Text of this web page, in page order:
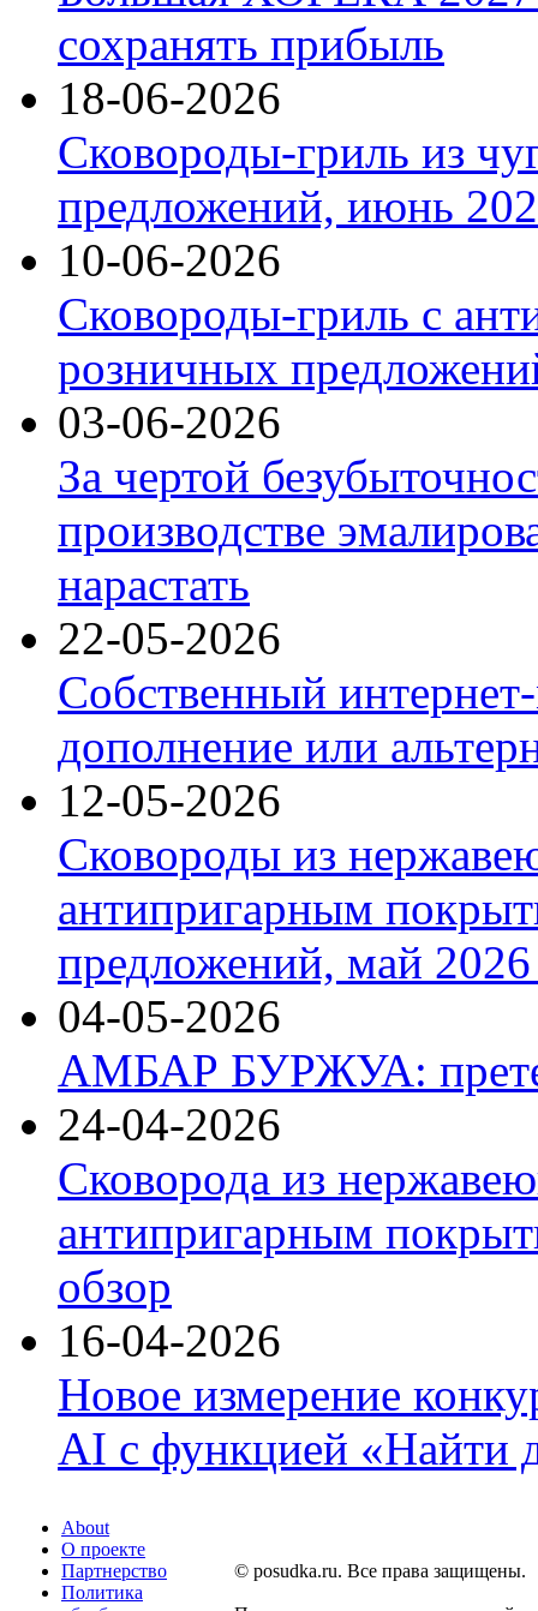
сохранять прибыль
18-06-2026
Сковороды-гриль из
предложений, июнь
10-06-2026
Сковороды-гриль с
розничных
03-06-2026
За чертой
производстве
нарастать
22-05-2026
Собственный
дополнение или
12-05-2026
Сковороды из
антипригарным
предложений, май 2026
04-05-2026
АМБАР БУРЖУА:
24-04-2026
Сковорода из
антипригарным
обзор
16-04-2026
Новое измерение
AI с функцией «Найти
About
О проекте
Партнерство
Политика
© posudka.ru. Все права защищены.